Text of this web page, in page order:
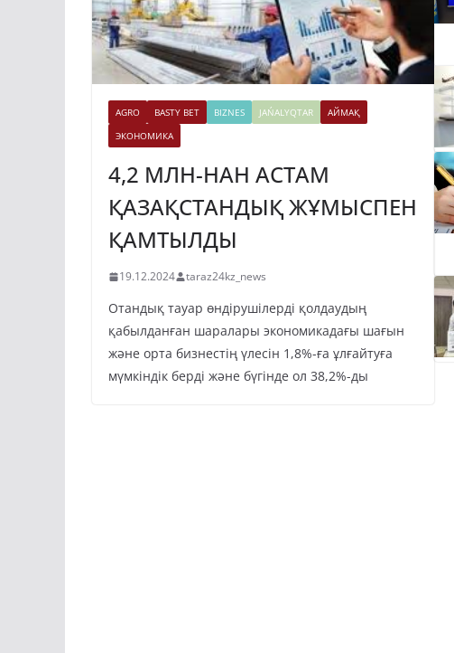
AGRO BASTY BET BIZNES JAŃALYQTAR
АЙМАҚ
ЭКОНОМИКА
4,2 МЛН-НАН АСТАМ
ҚАЗАҚСТАНДЫҚ ЖҰМЫСПЕН
ҚАМТЫЛДЫ
19.12.2024 taraz24kz_news
Отандық тауар өндірушілерді қолдаудың
қабылданған шаралары экономикадағы шағын
және орта бизнестің үлесін 1,8%-ға ұлғайтуға
мүмкіндік берді және бүгінде ол 38,2%-ды